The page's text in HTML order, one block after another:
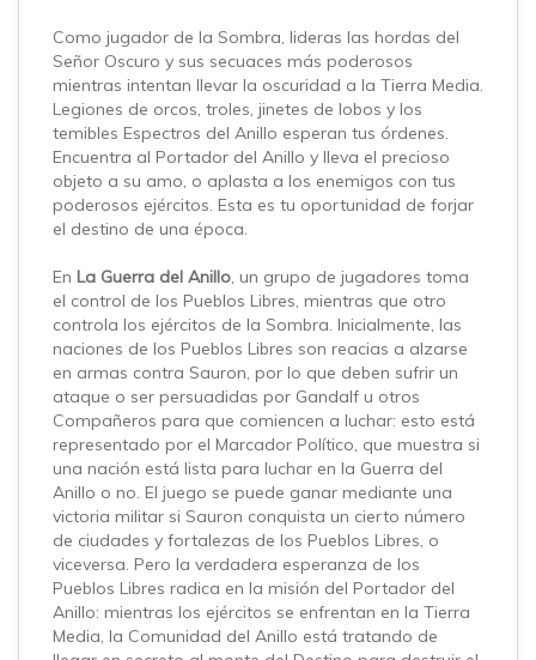
Como jugador de la Sombra, lideras las hordas del
Señor Oscuro y sus secuaces más poderosos
mientras intentan llevar la oscuridad a la Tierra Media.
Legiones de orcos, troles, jinetes de lobos y los
temibles Espectros del Anillo esperan tus órdenes.
Encuentra al Portador del Anillo y lleva el precioso
objeto a su amo, o aplasta a los enemigos con tus
poderosos ejércitos. Esta es tu oportunidad de forjar
el destino de una época.
En La Guerra del Anillo , un grupo de jugadores toma
el control de los Pueblos Libres, mientras que otro
controla los ejércitos de la Sombra. Inicialmente, las
naciones de los Pueblos Libres son reacias a alzarse
en armas contra Sauron, por lo que deben sufrir un
ataque o ser persuadidas por Gandalf u otros
Compañeros para que comiencen a luchar: esto está
representado por el Marcador Político, que muestra si
una nación está lista para luchar en la Guerra del
Anillo o no. El juego se puede ganar mediante una
victoria militar si Sauron conquista un cierto número
de ciudades y fortalezas de los Pueblos Libres, o
viceversa. Pero la verdadera esperanza de los
Pueblos Libres radica en la misión del Portador del
Anillo: mientras los ejércitos se enfrentan en la Tierra
Media, la Comunidad del Anillo está tratando de